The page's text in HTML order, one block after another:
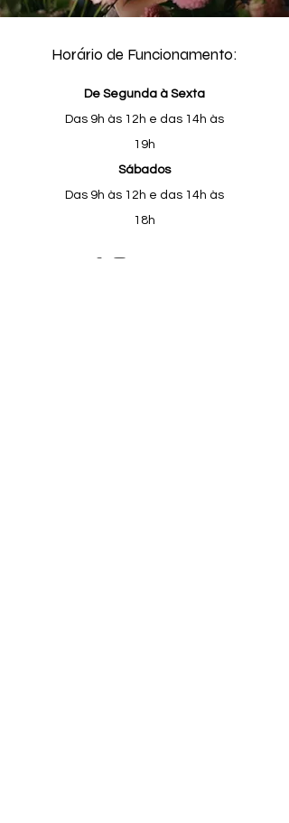
Horário de Funcionamento:
De Segunda à Sexta
Das 9h às 12h e das 14h às
19h
Sábados
Das 9h às 12h e das 14h às
18h